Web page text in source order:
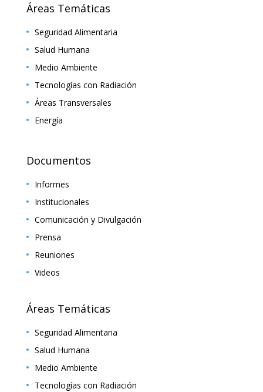
Áreas Temáticas
Seguridad Alimentaria
Salud Humana
Medio Ambiente
Tecnologías con Radiación
Áreas Transversales
Energía
Documentos
Informes
Institucionales
Comunicación y Divulgación
Prensa
Reuniones
Videos
Áreas Temáticas
Seguridad Alimentaria
Salud Humana
Medio Ambiente
Tecnologías con Radiación